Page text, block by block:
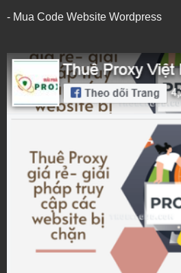
- Mua Code Website Wordpress